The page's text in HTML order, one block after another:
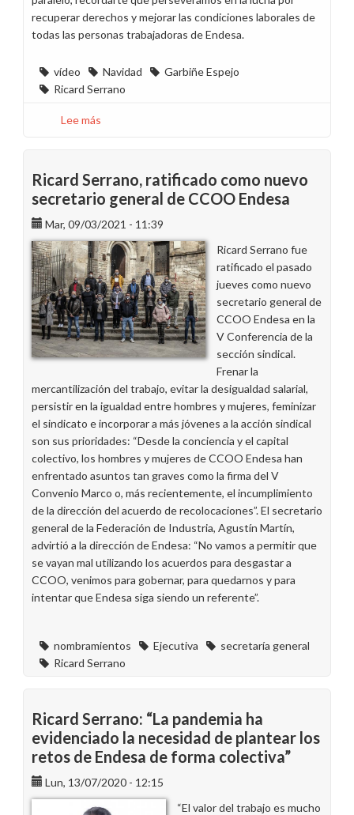
recuperar derechos y mejorar las condiciones laborales de
todas las personas trabajadoras de Endesa.
vídeo Navidad
Garbiñe Espejo
Ricard Serrano
Lee más
deseamos
lo
mejor
para
2022
a
la
plantilla
de
Endesa
con
Ricard Serrano, ratificado como nuevo
secretario general de CCOO Endesa
Mar, 09/03/2021 - 11:39
Ricard Serrano fue
ratificado el pasado
jueves como nuevo
secretario general de
CCOO Endesa en la
V Conferencia de la
sección sindical.
Frenar la
mercantilización del trabajo, evitar la desigualdad salarial,
persistir en la igualdad entre hombres y mujeres, feminizar
el sindicato e incorporar a más jóvenes a la acción sindical
son sus prioridades: “Desde la conciencia y el capital
colectivo, los hombres y mujeres de CCOO Endesa han
enfrentado asuntos tan graves como la firma del V
Convenio Marco o, más recientemente, el incumplimiento
de la dirección del acuerdo de recolocaciones”. El secretario
general de la Federación de Industria, Agustín Martín,
advirtió a la dirección de Endesa: “No vamos a permitir que
se vayan mal utilizando los acuerdos para desgastar a
CCOO, venimos para gobernar, para quedarnos y para
intentar que Endesa siga siendo un referente”.
nombramientos Ejecutiva
secretaría general
Ricard Serrano
Ricard Serrano: “La pandemia ha
evidenciado la necesidad de plantear los
retos de Endesa de forma colectiva”
Lun, 13/07/2020 - 12:15
“El valor del trabajo es mucho